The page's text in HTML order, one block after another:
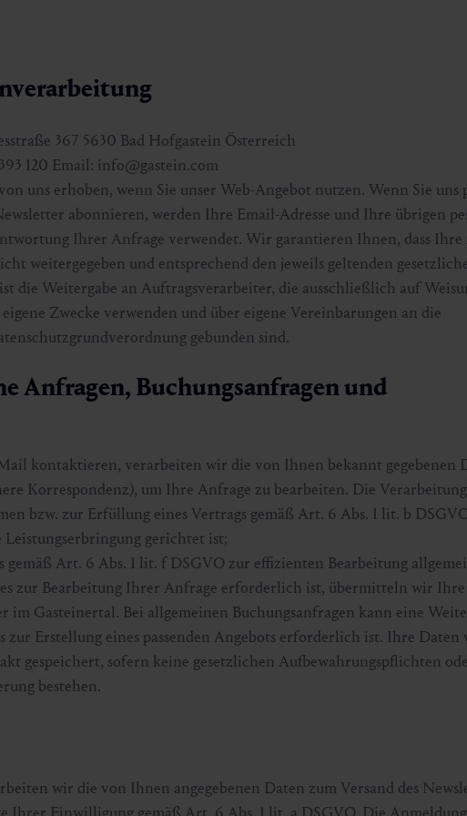
367 5630 Bad Hofgastein Österreich
120 Email: info@gastein.com
uns erhoben, wenn Sie unser Web-Angebot nutzen. Wenn Sie uns
abonnieren, werden Ihre Email-Adresse und Ihre übrigen
Ihrer Anfrage verwendet. Wir garantieren Ihnen, dass Ihre
weitergegeben und entsprechend den jeweils geltenden
die Weitergabe an Auftragsverarbeiter, die ausschließlich auf
Zwecke verwenden und über eigene Vereinbarungen an die
gebunden sind.
Anfragen, Buchungsanfragen und
kontaktieren, verarbeiten wir die von Ihnen bekannt gegebenen
Korrespondenz), um Ihre Anfrage zu bearbeiten. Die
bzw. zur Erfüllung eines Vertrags gemäß Art. 6 Abs. 1 lit. b
gerichtet ist;
gemäß Art. 6 Abs. 1 lit. f DSGVO zur effizienten Bearbeitung
zur Bearbeitung Ihrer Anfrage erforderlich ist, übermitteln wir
Gasteinertal. Bei allgemeinen Buchungsanfragen kann eine
zur Erstellung eines passenden Angebots erforderlich ist. Ihre Daten
gespeichert, sofern keine gesetzlichen Aufbewahrungspflichten
bestehen.
wir die von Ihnen angegebenen Daten zum Versand des